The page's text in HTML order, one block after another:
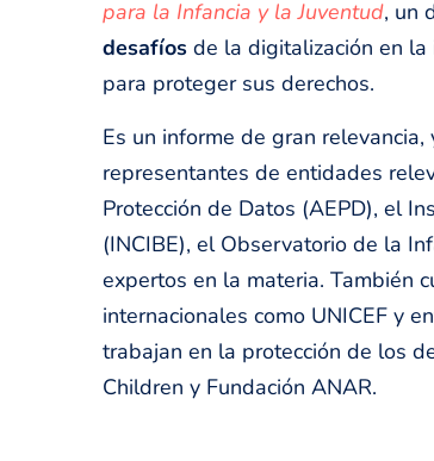
para la Infancia y la Juventud, un
desafíosde la digitalización en la
para proteger sus derechos.
Es un informe de gran
representantes de entidades
Protección de Datos (AEPD), el
(INCIBE), el Observatorio de la
expertos en la materia. También
internacionales como UNICEF y
trabajan en la protección de los
Children y Fundación ANAR.